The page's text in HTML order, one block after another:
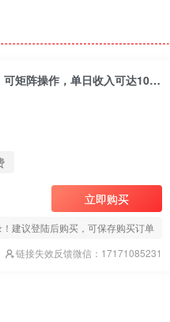
最新无脑撸美金项目，无门槛0投资，可矩阵操作，单日收入可达1000+
立即购买
建议登陆后购买，可保存购买订单
链接失效反馈微信：17171085231